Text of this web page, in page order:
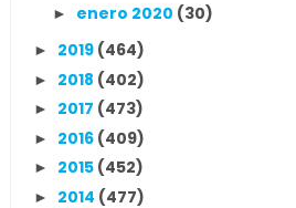
► enero 2020 (30)
► 2019 (464)
► 2018 (402)
► 2017 (473)
► 2016 (409)
► 2015 (452)
► 2014 (477)